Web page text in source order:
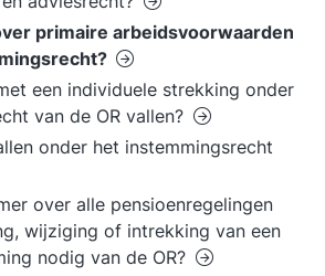
primaire arbeidsvoorwaarden
een individuele strekking onder
van de OR vallen?
onder het instemmingsrecht
over alle pensioenregelingen
wijziging of intrekking van een
nodig van de OR?